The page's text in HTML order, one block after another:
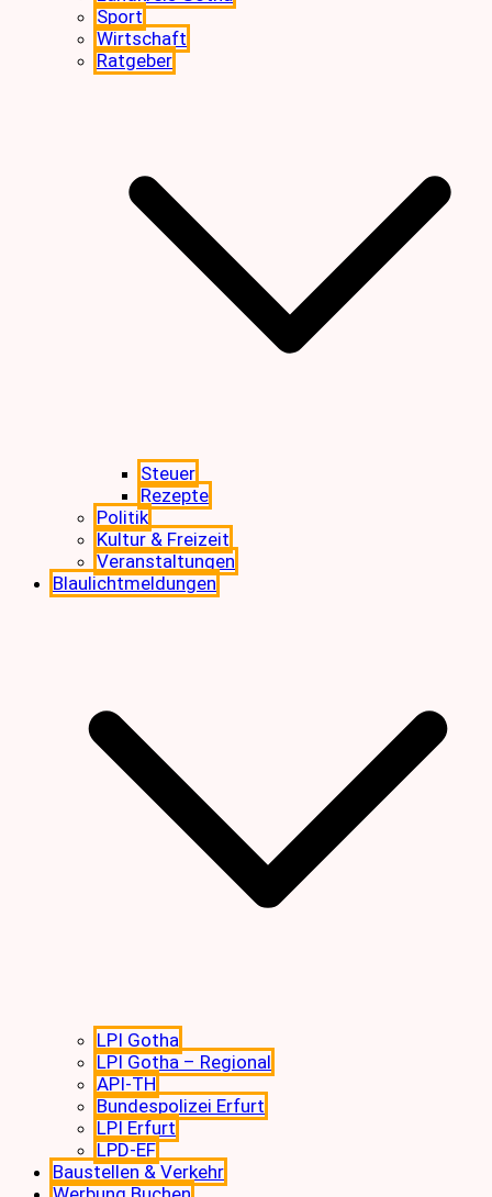
Sport
Wirtschaft
Ratgeber
Steuer
Rezepte
Politik
Kultur & Freizeit
Veranstaltungen
Blaulichtmeldungen
LPI Gotha
LPI Gotha – Regional
API-TH
Bundespolizei Erfurt
LPI Erfurt
LPD-EF
Baustellen & Verkehr